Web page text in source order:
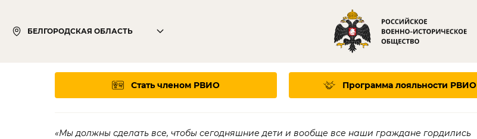
БЕЛГОРОДСКАЯ ОБЛАСТЬ
Стать членом РВИО Программа лояльности РВИО
«Мы должны сделать все, чтобы сегодняшние дети и вообще все наши граждане гордились